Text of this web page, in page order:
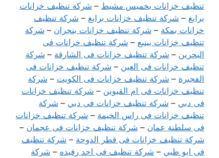
تنظيف خزانات بخميس مشيط – شركة تنظيف خزانات
برابغ – شركة تنظيف خزانات برابغ – شركة تنظيف
خزانات بمكة – شركة تنظيف خزانات بنجران – شركة
تنظيف خزانات بينبع – شركة تنظيف خزانات فى
البحرين – شركة تنظيف خزانات فى الشارقة – شركة
تنظيف خزانات فى العين – شركة تنظيف خزانات فى
الفجيرة – شركة تنظيف خزانات فى الكويت – شركة
تنظيف خزانات فى ام القيوين – شركة تنظيف خزانات
فى دبي – شركة تنظيف خزانات فى دبي – شركة
تنظيف خزانات فى راس الخيمة – شركة تنظيف خزانات
فى سلطنة عمان – شركة تنظيف خزانات فى عجمان –
شركة تنظيف خزانات فى قطر الدوحة – شركة تنظيف
فى ابو ظبي – شركة تنظيف فى احد رفيده – شركة